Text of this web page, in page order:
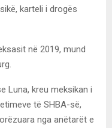
karteli i drogës
në 2019, mund
Luna, kreu meksikan i
të SHBA-së,
nga anëtarët e